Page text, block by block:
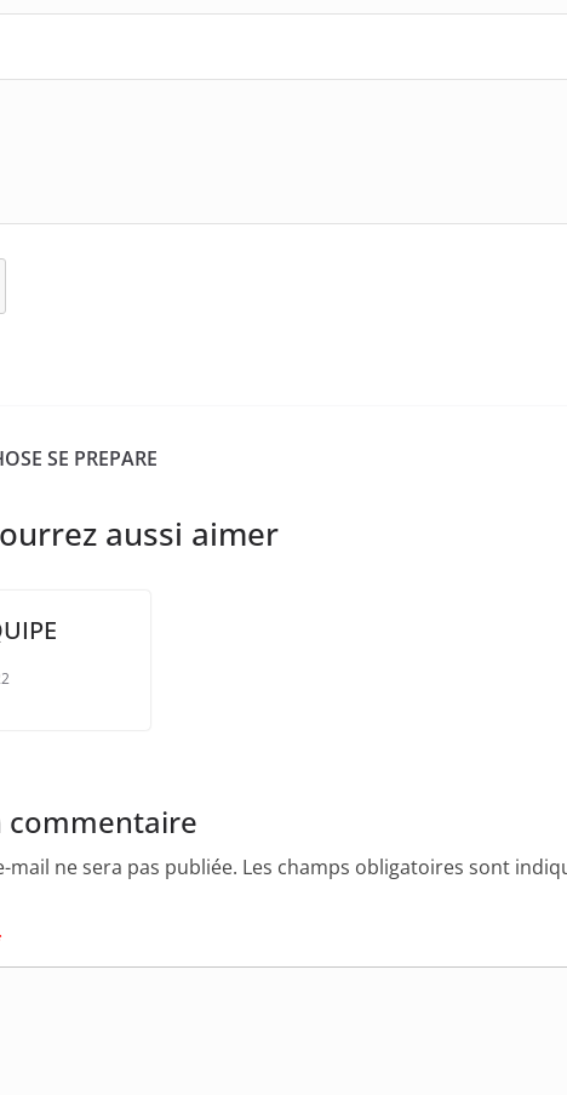
SE PREPARE
aussi aimer
commentaire
mail ne sera pas publiée. Les champs obligatoires sont